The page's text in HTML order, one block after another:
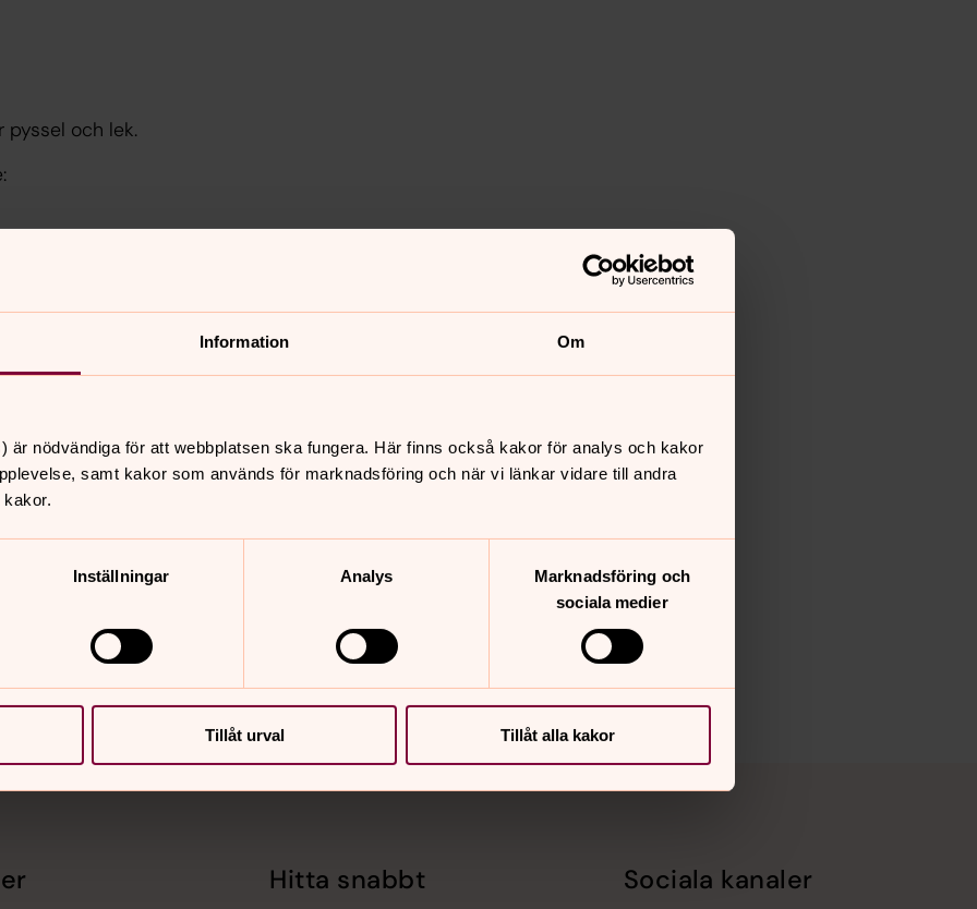
Information Om
är nödvändiga för att webbplatsen ska fungera. Här finns också kakor för analys och kakor
samt kakor som används för marknadsföring och när vi länkar vidare till andra
Inställningar Analys
Marknadsföring och
sociala medier
Tillåt urval Tillåt alla kakor
och lek.
Glimåkra.
Hitta snabbt Sociala kanaler